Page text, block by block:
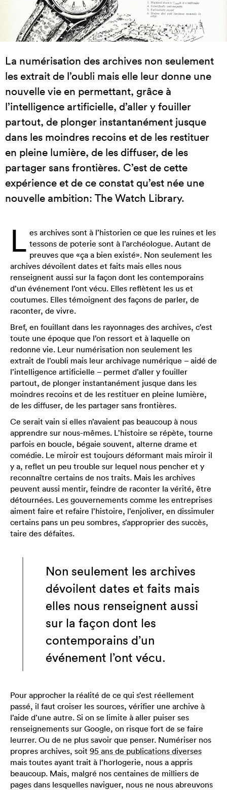
La numérisation des archives non seulement
les extrait de l’oubli mais elle leur donne une
nouvelle vie en permettant, grâce à
l’intelligence artificielle, d’aller y fouiller
partout, de plonger instantanément jusque
dans les moindres recoins et de les restituer
en pleine lumière, de les diffuser, de les
partager sans frontières. C’est de cette
expérience et de ce constat qu’est née une
nouvelle ambition: The Watch Library.
L es archives sont à l’historien ce que les ruines et les
tessons de poterie sont à l’archéologue. Autant de
preuves que «ça a bien existé». Non seulement les
archives dévoilent dates et faits mais elles nous
renseignent aussi sur la façon dont les contemporains
d’un événement l’ont vécu. Elles reflètent les us et
coutumes. Elles témoignent des façons de parler, de
raconter, de vivre.
Bref, en fouillant dans les rayonnages des archives, c’est
toute une époque que l’on ressort et à laquelle on
redonne vie. Leur numérisation non seulement les
extrait de l’oubli mais leur archivage numérique – aidé de
l’intelligence artificielle – permet d’aller y fouiller
partout, de plonger instantanément jusque dans les
moindres recoins et de les restituer en pleine lumière,
de les diffuser, de les partager sans frontières.
Ce serait vain si elles n’avaient pas beaucoup à nous
apprendre sur nous-mêmes. L’histoire se répète, tourne
parfois en boucle, bégaie souvent, alterne drame et
comédie. Le miroir est toujours déformant mais miroir il
y a, reflet un peu trouble sur lequel nous pencher et y
reconnaître certains de nos traits. Mais les archives
peuvent aussi mentir, feindre de raconter la vérité, être
détournées. Les gouvernements comme les entreprises
aiment faire et refaire l’histoire, l’enjoliver, en dissimuler
certains pans un peu sombres, s’approprier des succès,
taire des défaites.
Non seulement les archives
dévoilent dates et faits mais
elles nous renseignent aussi
sur la façon dont les
contemporains d’un
événement l’ont vécu.
Pour approcher la réalité de ce qui s’est réellement
passé, il faut croiser les sources, vérifier une archive à
l’aide d’une autre. Si on se limite à aller puiser ses
renseignements sur Google, on risque fort de se faire
leurrer. Ou de ne plus savoir que penser. Numériser nos
propres archives, soit 95 ans de publications diverses
mais toutes ayant trait à l’horlogerie, nous a appris
beaucoup. Mais, malgré nos centaines de milliers de
pages dans lesquelles naviguer, nous ne nous abreuvons